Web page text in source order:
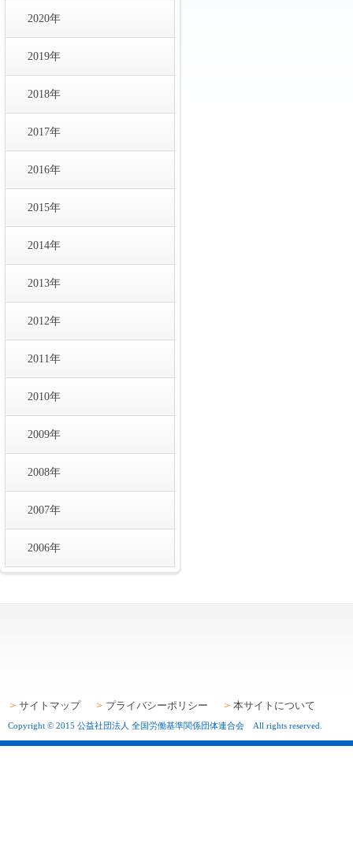
2020年
2019年
2018年
2017年
2016年
2015年
2014年
2013年
2012年
2011年
2010年
2009年
2008年
2007年
2006年
サイトマップ プライバシーポリシー 本サイトについて
Copyright © 2015 公益社団法人 全国労働基準関係団体連合会 All rights reserved.